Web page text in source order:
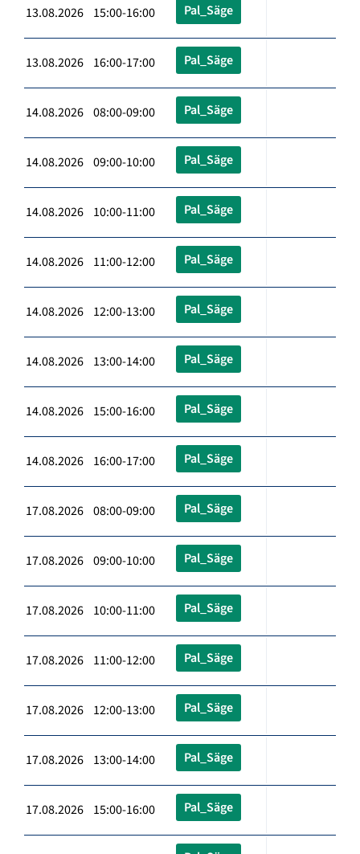
13.08.2026 15:00-16:00 Pal_Säge
13.08.2026 16:00-17:00 Pal_Säge
14.08.2026 08:00-09:00 Pal_Säge
14.08.2026 09:00-10:00 Pal_Säge
14.08.2026 10:00-11:00 Pal_Säge
14.08.2026 11:00-12:00 Pal_Säge
14.08.2026 12:00-13:00 Pal_Säge
14.08.2026 13:00-14:00 Pal_Säge
14.08.2026 15:00-16:00 Pal_Säge
14.08.2026 16:00-17:00 Pal_Säge
17.08.2026 08:00-09:00 Pal_Säge
17.08.2026 09:00-10:00 Pal_Säge
17.08.2026 10:00-11:00 Pal_Säge
17.08.2026 11:00-12:00 Pal_Säge
17.08.2026 12:00-13:00 Pal_Säge
17.08.2026 13:00-14:00 Pal_Säge
17.08.2026 15:00-16:00 Pal_Säge